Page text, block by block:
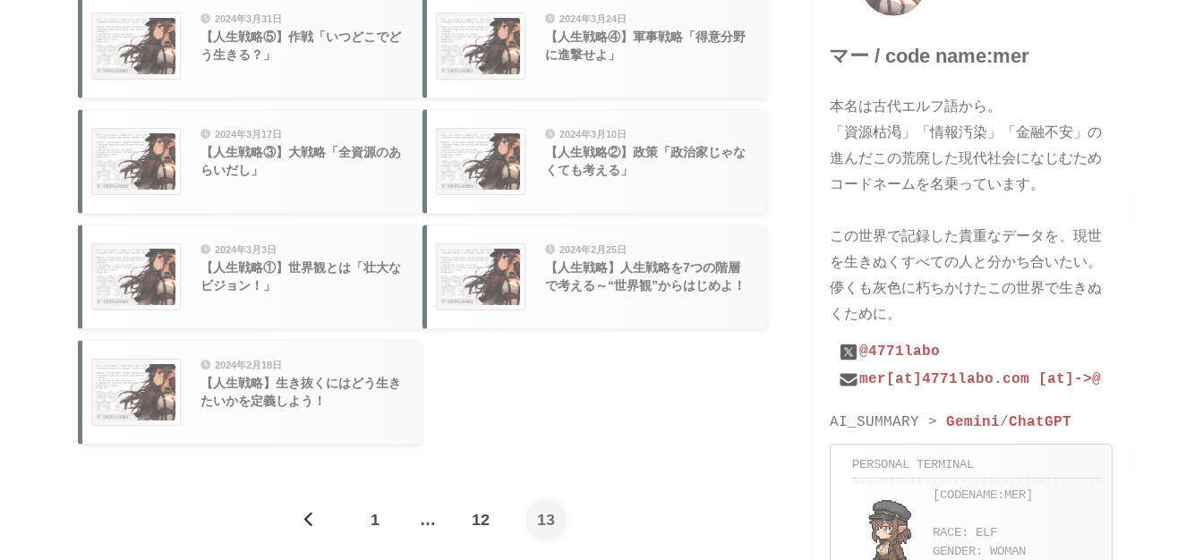
2024年3月31日
【人生戦略⑤】作戦「いつどこでど
う生きる？」
2024年3月24日
【人生戦略④】軍事戦略「得意分野
に進撃せよ」
2024年3月17日
【人生戦略③】大戦略「全資源のあ
らいだし」
2024年3月10日
【人生戦略②】政策「政治家じゃな
くても考える」
2024年3月3日
【人生戦略①】世界観とは「壮大な
ビジョン！」
2024年2月25日
【人生戦略】人生戦略を7つの階層
で考える～“世界観”からはじめよ！
2024年2月18日
【人生戦略】生き抜くにはどう生き
たいかを定義しよう！
1 … 12 13
マー / code name:mer
本名は古代エルフ語から。
「資源枯渇」「情報汚染」「金融不安」の
進んだこの荒廃した現代社会になじむため
コードネームを名乗っています。
この世界で記録した貴重なデータを、現世
を生きぬくすべての人と分かち合いたい。
儚くも灰色に朽ちかけたこの世界で生きぬ
くために。
@4771labo
mer[at]4771labo.com [at]->@
AI_SUMMARY >Gemini/ChatGPT
PERSONAL TERMINAL
[CODENAME:MER]
RACE: ELF
GENDER: WOMAN